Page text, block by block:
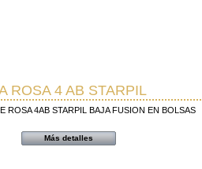
ROSA 4 AB STARPIL
ROSA 4AB STARPIL BAJA FUSION EN BOLSAS
Más detalles